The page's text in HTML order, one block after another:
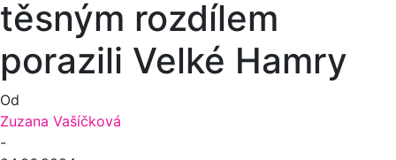
těsným rozdílem
porazili Velké Hamry
Od
Zuzana Vašíčková
-